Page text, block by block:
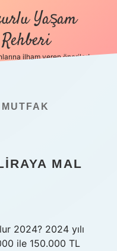
Yaşam
Rehberi
ilham veren öneriler!
MAL
2024? 2024 yılı
ile 150.000 TL